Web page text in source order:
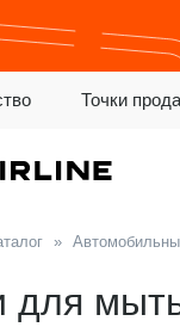
Точки
»
для